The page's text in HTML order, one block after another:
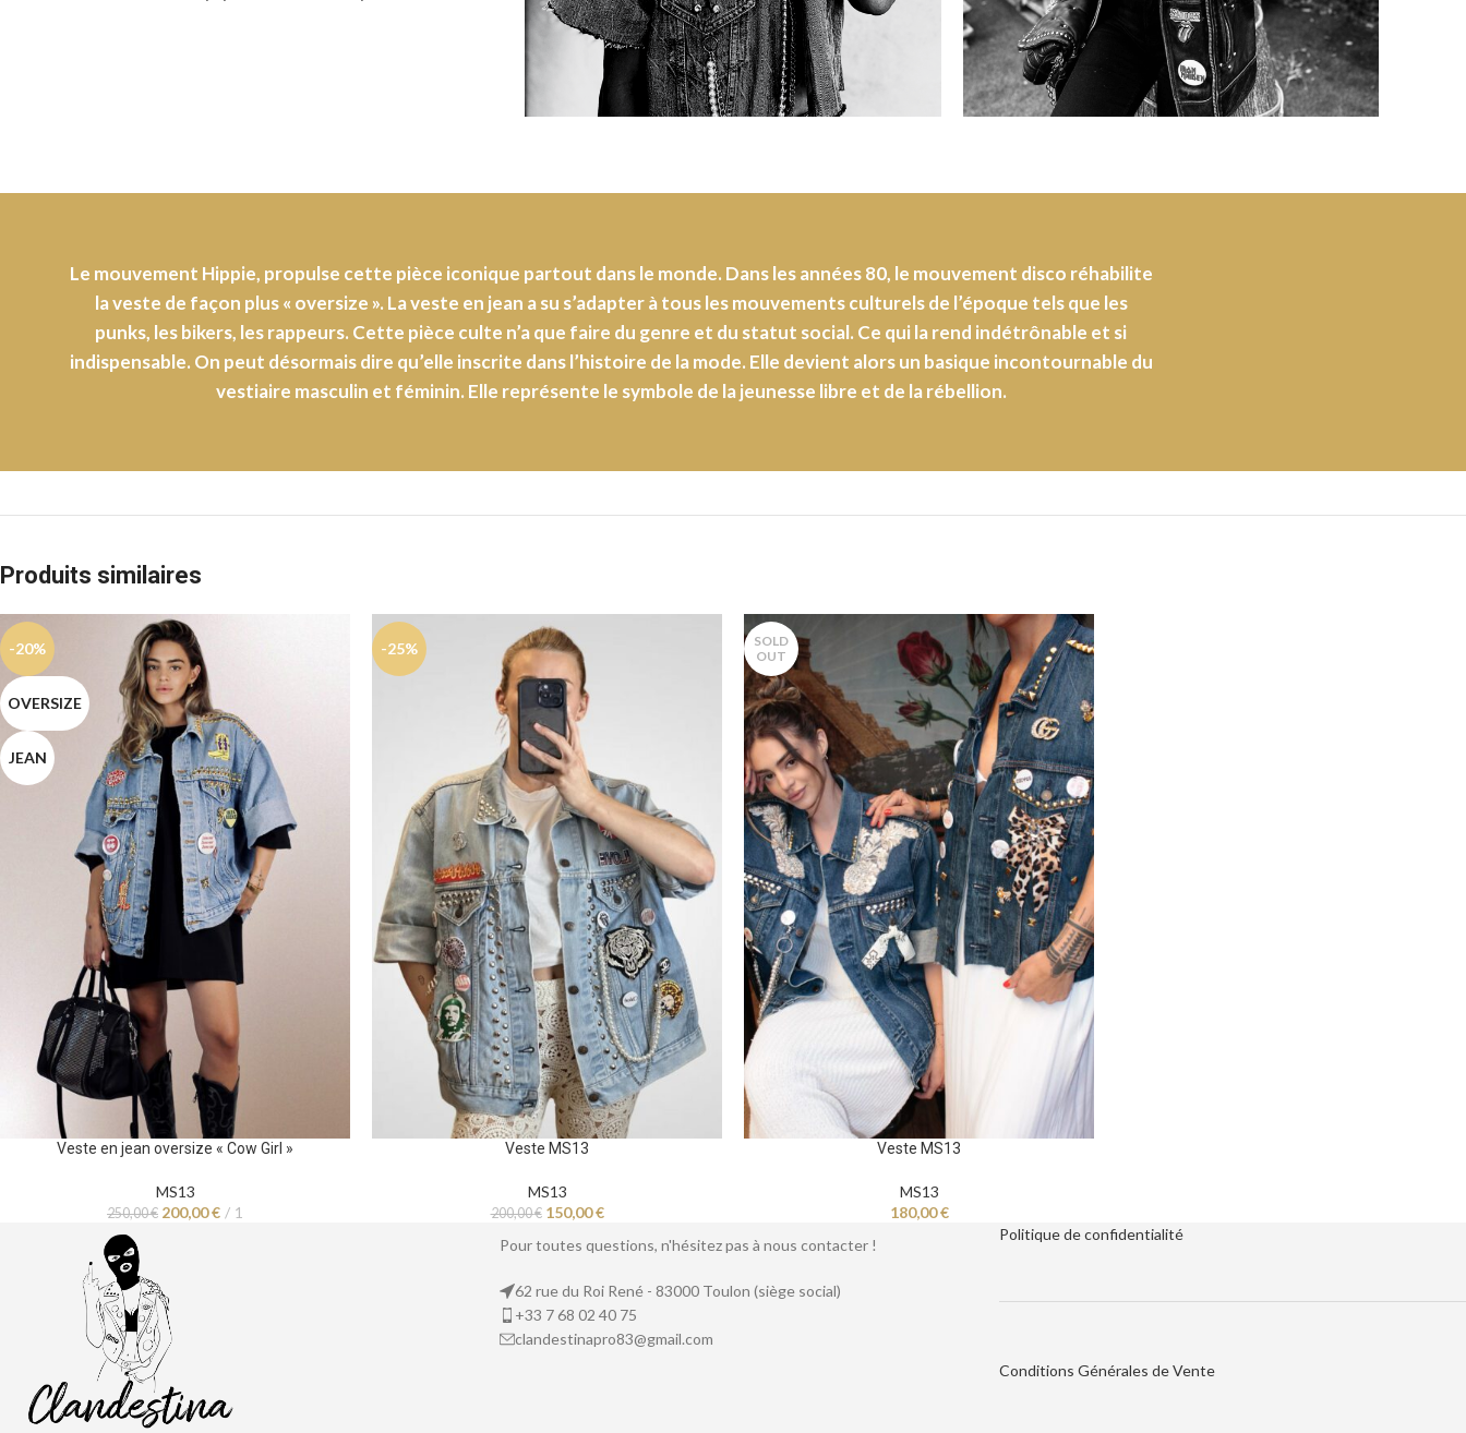
Le mouvement Hippie, propulse cette pièce iconique partout dans le monde. Dans les années 80, le mouvement disco réhabilite
la veste de façon plus « oversize ». La veste en jean a su s’adapter à tous les mouvements culturels de l’époque tels que les
punks, les bikers, les rappeurs. Cette pièce culte n’a que faire du genre et du statut social. Ce qui la rend indétrônable et si
indispensable. On peut désormais dire qu’elle inscrite dans l’histoire de la mode. Elle devient alors un basique incontournable du
vestiaire masculin et féminin. Elle représente le symbole de la jeunesse libre et de la rébellion.
Produits similaires
-20%
OVERSIZE
JEAN
Veste en jean oversize « Cow Girl »
MS13
250,00€ 200,00€ 1
-25%
Veste MS13
MS13
200,00€ 150,00€
SOLD
OUT
Veste MS13
MS13
180,00€
Pour toutes questions, n'hésitez pas à nous contacter !
62 rue du Roi René - 83000 Toulon (siège social)
+33 7 68 02 40 75
clandestinapro83@gmail.com
Politique deconfidentialité
Conditions Générales de Vente